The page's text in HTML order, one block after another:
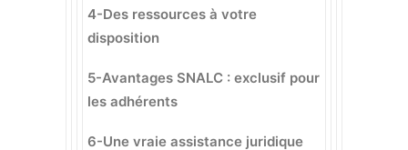
4-Des ressources à votre
disposition
5-Avantages SNALC : exclusif pour
les adhérents
6-Une vraie assistance juridique